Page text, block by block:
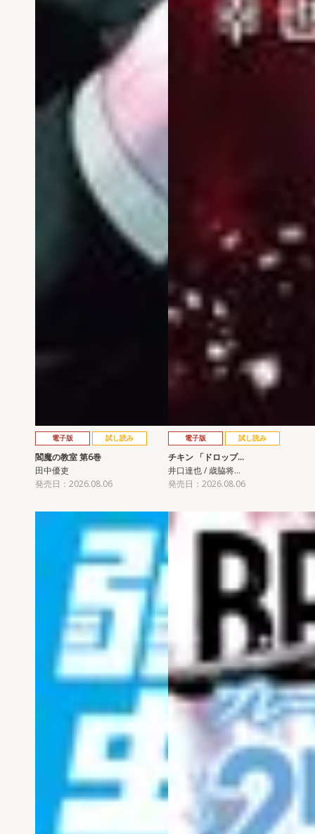
電子版 試し読み
閻魔の教室 第6巻
田中優吏
発売日：2026.08.06
電子版 試し読み
チキン 「ドロップ…
井口達也 / 歳脇将…
発売日：2026.08.06